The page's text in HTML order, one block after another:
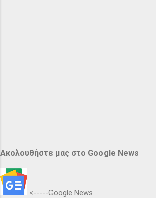
Ακολουθήστε μας στο Google News
<-----Google News